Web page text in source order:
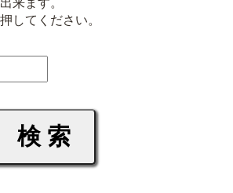
来ます。
してください。